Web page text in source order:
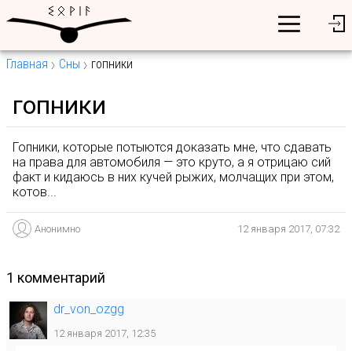
Главная Сны гопники
гопники
Гопники, которые потыются доказать мне, что сдавать
на права для автомобиля — это круто, а я отрицаю сий
факт и кидаюсь в них кучей рыжих, молчащих при этом,
котов...
Анонимно 12 января 2017, 07:32
1 комментарий
dr_von_ozgg
12 января 2017, 12:35